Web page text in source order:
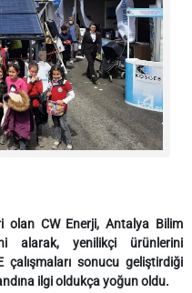
olan CW Enerji, Antalya Bilim
alarak, yenilikçi ürünlerini
çalışmaları sonucu geliştirdiği
ilgi oldukça yoğun oldu.